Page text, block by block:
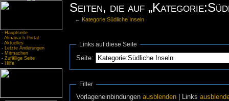
- Hauptseite
- Almanach-Portal
- Aktuelles
- Letzte Änderungen
- Mitmachen
- Zufällige Seite
- Hilfe
Seiten, die auf
← Kategorie:Südliche Inseln
Links auf diese Seite
Seite:
Filter
Vorlageneinbindungenausblenden | Links